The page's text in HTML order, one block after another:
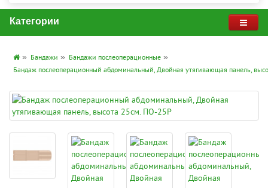
Категории
Бандажи
Бандажи послеоперационные
Бандаж послеоперационный абдоминальный, Двойная утягивающая панель,